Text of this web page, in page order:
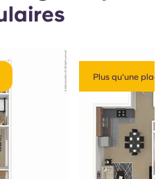
Plus qu'une